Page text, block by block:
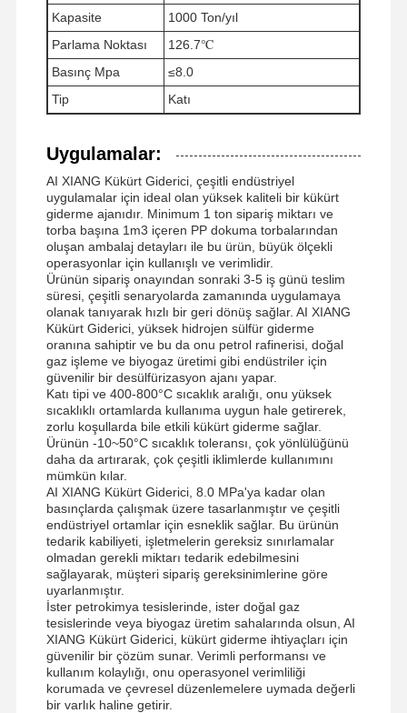
Fabrika Turu Kalite Kontrol Haberler
Tüm Servis
Teklif Isteği
Demir Oksit Kükürt Giderici
Dimetil-aminoetil metakrilat
Metakrilooksietil Trimetil Amonyum Klorür
Acryloyloxyethyl trimethyl amonyum klorür
Anyonik Poliakrilamid
iyonik olmayan poliakrilamid
Kompozit gübre yavaş salınımlı koruyucu ajan
katyonik poliakrilamid
Asitlenmeyi kırmak için jeleyici ajan
Yüksek Sıcaklıklı Sedimentasyon Ajanı
Kükürtten arındırıcı
Kapasite
1000 Ton/yıl
Parlama Noktası
126.7℃
Basınç Mpa
≤8.0
Tip
Katı
Uygulamalar:
AI XIANG Kükürt Giderici, çeşitli endüstriyel
uygulamalar için ideal olan yüksek kaliteli bir kükürt
giderme ajanıdır. Minimum 1 ton sipariş miktarı ve
torba başına 1m3 içeren PP dokuma torbalarından
oluşan ambalaj detayları ile bu ürün, büyük ölçekli
operasyonlar için kullanışlı ve verimlidir.
Ürünün sipariş onayından sonraki 3-5 iş günü teslim
süresi, çeşitli senaryolarda zamanında uygulamaya
olanak tanıyarak hızlı bir geri dönüş sağlar. AI XIANG
Kükürt Giderici, yüksek hidrojen sülfür giderme
oranına sahiptir ve bu da onu petrol rafinerisi, doğal
gaz işleme ve biyogaz üretimi gibi endüstriler için
güvenilir bir desülfürizasyon ajanı yapar.
Katı tipi ve 400-800°C sıcaklık aralığı, onu yüksek
sıcaklıklı ortamlarda kullanıma uygun hale getirerek,
zorlu koşullarda bile etkili kükürt giderme sağlar.
Ürünün -10~50°C sıcaklık toleransı, çok yönlülüğünü
daha da artırarak, çok çeşitli iklimlerde kullanımını
mümkün kılar.
AI XIANG Kükürt Giderici, 8.0 MPa'ya kadar olan
basınçlarda çalışmak üzere tasarlanmıştır ve çeşitli
endüstriyel ortamlar için esneklik sağlar. Bu ürünün
tedarik kabiliyeti, işletmelerin gereksiz sınırlamalar
olmadan gerekli miktarı tedarik edebilmesini
sağlayarak, müşteri sipariş gereksinimlerine göre
uyarlanmıştır.
İster petrokimya tesislerinde, ister doğal gaz
tesislerinde veya biyogaz üretim sahalarında olsun, AI
XIANG Kükürt Giderici, kükürt giderme ihtiyaçları için
güvenilir bir çözüm sunar. Verimli performansı ve
kullanım kolaylığı, onu operasyonel verimliliği
korumada ve çevresel düzenlemelere uymada değerli
bir varlık haline getirir.